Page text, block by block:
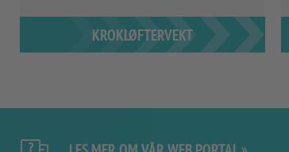
KROKLØFTERVEKT